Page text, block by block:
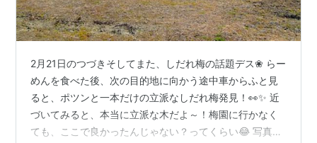
エコパ (スポーツ) 【えこぱ】
愛称。
2002年のFIFAワールドカップ、および2003年の静岡国
体開催のために作られた。
狭義には、公園内の多目的競技場「エコパスタジアム」
2月21日のつづきそしてまた、しだれ梅の話題デス❀ らー
めんを食べた後、次の目的地に向かう途中車からふと見
ると、ポツンと一本だけの立派なしだれ梅発見！👀✨ 近
づいてみると、本当に立派な木だよ～！梅園に行かなく
ても、ここで良かったんじゃない？ってくらい😂 写真を